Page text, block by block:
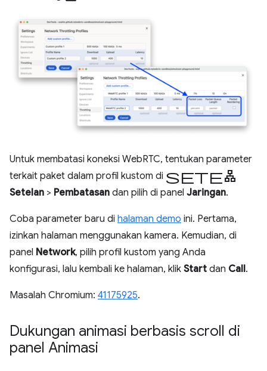
Untuk membatasi koneksi WebRTC, tentukan parameter
terkait paket dalam profil kustom di setelan
Setelan > Pembatasan dan pilih di panel Jaringan.
Coba parameter baru di halaman demo ini. Pertama,
izinkan halaman menggunakan kamera. Kemudian, di
panel Network, pilih profil kustom yang Anda
konfigurasi, lalu kembali ke halaman, klik Start dan Call.
Masalah Chromium: 41175925.
Dukungan animasi berbasis scroll di
panel Animasi